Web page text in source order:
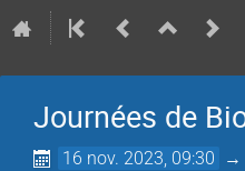
Journées de
16 nov. 2023, 09:30 →